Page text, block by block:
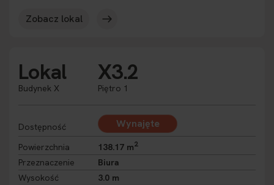
Zobacz lokal
Lokal
Budynek X
X3.2
Piętro 1
Dostępność Wynajęte
Powierzchnia 138.17 m2
Przeznaczenie
Biura
Wysokość
3.0 m